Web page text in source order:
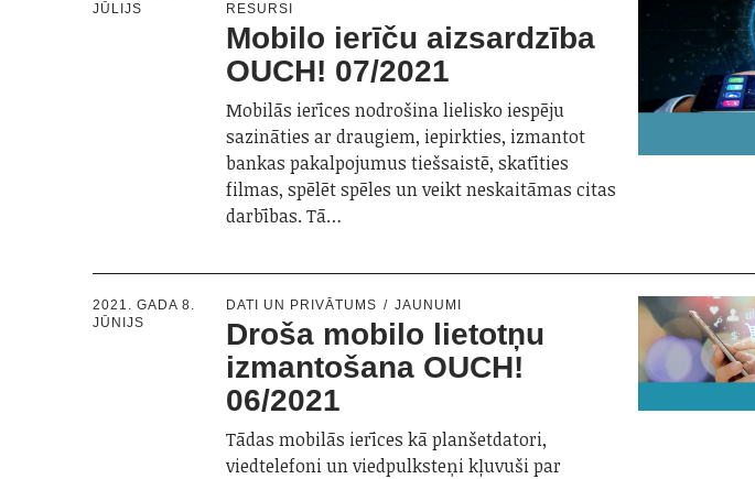
JŪLIJS
RESURSI
Mobilo ierīču aizsardzība
OUCH! 07/2021
Mobilās ierīces nodrošina lielisko iespēju
sazināties ar draugiem, iepirkties, izmantot
bankas pakalpojumus tiešsaistē, skatīties
filmas, spēlēt spēles un veikt neskaitāmas citas
darbības. Tā…
2021. GADA 8.
JŪNIJS
DATI UN PRIVĀTUMS JAUNUMI
Droša mobilo lietotņu
izmantošana OUCH!
06/2021
Tādas mobilās ierīces kā planšetdatori,
viedtelefoni un viedpulksteņi kļuvuši par